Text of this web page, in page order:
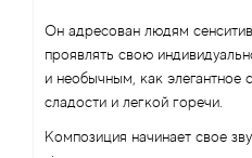
Он адресован людям
проявлять свою
и необычным, как элегантное
сладости и легкой горечи.
Композиция начинает свое